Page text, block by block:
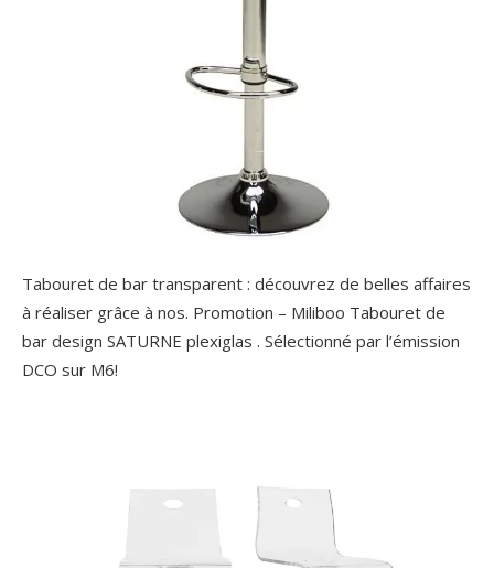
Tabouret de bar transparent : découvrez de belles affaires
à réaliser grâce à nos. Promotion – Miliboo Tabouret de
bar design SATURNE plexiglas . Sélectionné par l’émission
DCO sur M6!